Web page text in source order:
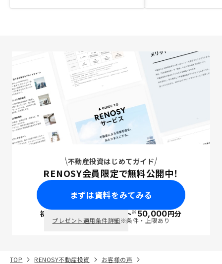
不動産投資はじめてガイド
RENOSY会員限定で無料公開中！
まずは資料をみてみる
初回面談で ポイント※50,000円分
プレゼント適用条件詳細※条件・上限あり
TOP RENOSY不動産投資
お客様の声